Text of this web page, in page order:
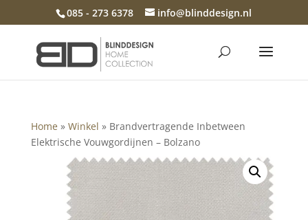
085 - 273 6378 info@blinddesign.nl
Home » Winkel » Brandvertragende Inbetween
Elektrische Vouwgordijnen – Bolzano